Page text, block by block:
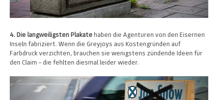
4. Die langweiligsten Plakatehaben die Agenturen von den Eisernen
Inseln fabriziert. Wenn die Greyjoys aus Kostengründen auf
Farbdruck verzichten, brauchen sie wenigstens zündende Ideen für
den Claim – die fehlten diesmal leider wieder.